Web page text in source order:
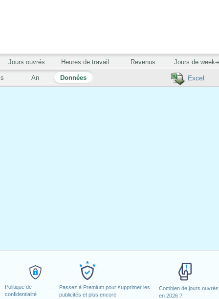
Politique de
confidentialité
Passez à Premium pour supprimer les
publicités et plus encore
Combien de jours ouvrés
en 2026 ?
Excel
An Données
Jours ouvrés Heures de travail Revenus Jours de week-